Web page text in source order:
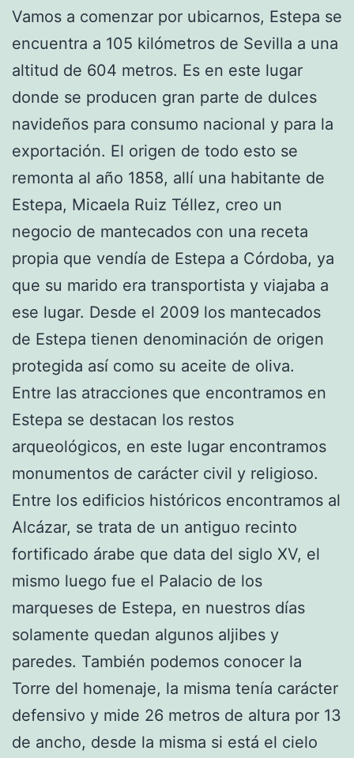
Vamos a comenzar por ubicarnos, Estepa se
encuentra a 105 kilómetros de Sevilla a una
altitud de 604 metros. Es en este lugar
donde se producen gran parte de dulces
navideños para consumo nacional y para la
exportación. El origen de todo esto se
remonta al año 1858, allí una habitante de
Estepa, Micaela Ruiz Téllez, creo un
negocio de mantecados con una receta
propia que vendía de Estepa a Córdoba, ya
que su marido era transportista y viajaba a
ese lugar. Desde el 2009 los mantecados
de Estepa tienen denominación de origen
protegida así como su aceite de oliva.
Entre las atracciones que encontramos en
Estepa se destacan los restos
arqueológicos, en este lugar encontramos
monumentos de carácter civil y religioso.
Entre los edificios históricos encontramos al
Alcázar, se trata de un antiguo recinto
fortificado árabe que data del siglo XV, el
mismo luego fue el Palacio de los
marqueses de Estepa, en nuestros días
solamente quedan algunos aljibes y
paredes. También podemos conocer la
Torre del homenaje, la misma tenía carácter
defensivo y mide 26 metros de altura por 13
de ancho, desde la misma si está el cielo